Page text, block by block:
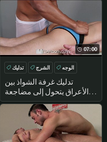
07:00
تدليك غرفة الشواذ بين
الأعراق يتحول إلى مضاجعة
مزيتة
تدليك الشرج
الوجه
عرقي